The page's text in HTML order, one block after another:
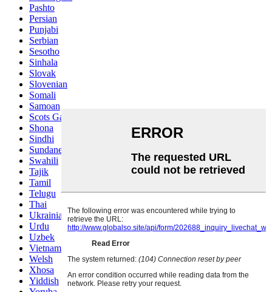
Pashto
Persian
Punjabi
Serbian
Sesotho
Sinhala
Slovak
Slovenian
Somali
Samoan
Scots Gaelic
Shona
Sindhi
Sundanese
Swahili
Tajik
Tamil
Telugu
Thai
Ukrainian
Urdu
Uzbek
Vietnamese
Welsh
Xhosa
Yiddish